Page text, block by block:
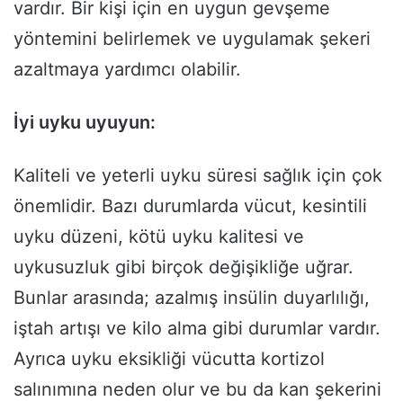
vardır. Bir kişi için en uygun gevşeme
yöntemini belirlemek ve uygulamak şekeri
azaltmaya yardımcı olabilir.
İyi uyku uyuyun:
Kaliteli ve yeterli uyku süresi sağlık için çok
önemlidir. Bazı durumlarda vücut, kesintili
uyku düzeni, kötü uyku kalitesi ve
uykusuzluk gibi birçok değişikliğe uğrar.
Bunlar arasında; azalmış insülin duyarlılığı,
iştah artışı ve kilo alma gibi durumlar vardır.
Ayrıca uyku eksikliği vücutta kortizol
salınımına neden olur ve bu da kan şekerini